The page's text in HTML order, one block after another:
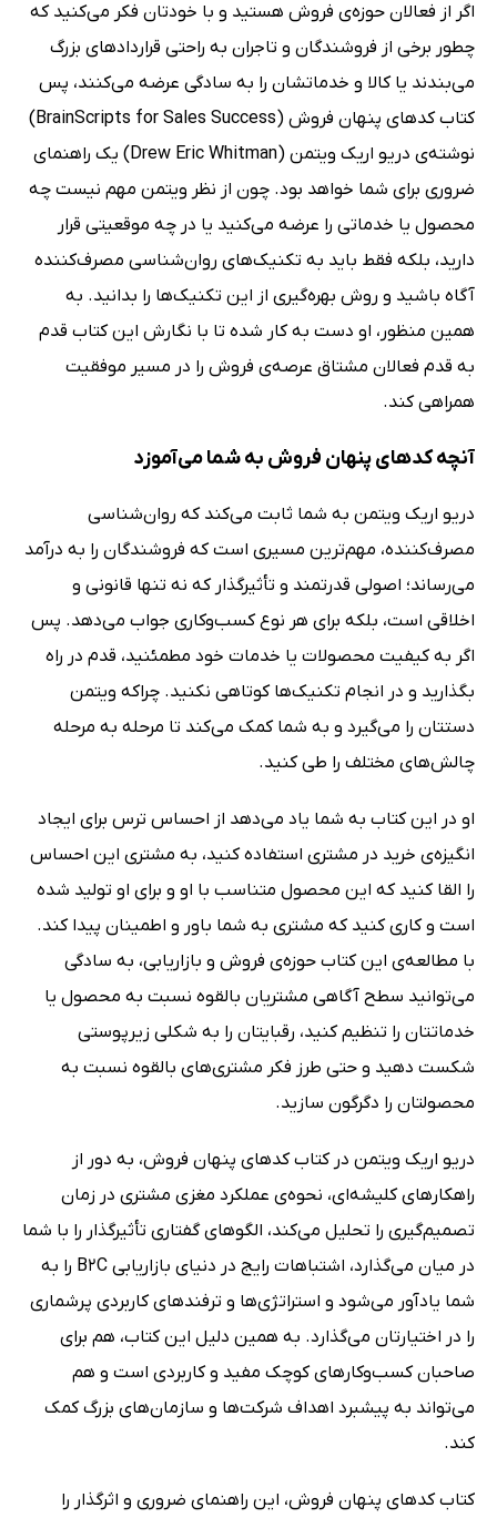
اگر از فعالان حوزه‌ی فروش هستید و با خودتان فکر می‌کنید که
چطور برخی از فروشندگان و تاجران به راحتی قراردادهای بزرگ
می‌بندند یا کالا و خدماتشان را به سادگی عرضه می‌کنند، پس
کتاب کدهای پنهان فروش (BrainScripts for Sales Success)
نوشته‌ی دریو اریک ویتمن (Drew Eric Whitman) یک راهنمای
ضروری برای شما خواهد بود. چون از نظر ویتمن مهم نیست چه
محصول یا خدماتی را عرضه می‌کنید یا در چه موقعیتی قرار
دارید، بلکه فقط باید به تکنیک‌های روان‌شناسی مصرف‌کننده
آگاه باشید و روش بهره‌گیری از این تکنیک‌ها را بدانید. به
همین منظور، او دست به کار شده تا با نگارش این کتاب قدم
به قدم فعالان مشتاق عرصه‌ی فروش را در مسیر موفقیت
همراهی کند.
آنچه کدهای پنهان فروش به شما می‌آموزد
دریو اریک ویتمن به شما ثابت می‌کند که روان‌شناسی
مصرف‌کننده، مهم‌ترین مسیری است که فروشندگان را به درآمد
می‌رساند؛ اصولی قدرتمند و تأثیرگذار که نه تنها قانونی و
اخلاقی است، بلکه برای هر نوع کسب‌وکاری جواب می‌دهد. پس
اگر به کیفیت محصولات یا خدمات خود مطمئنید، قدم در راه
بگذارید و در انجام تکنیک‌ها کوتاهی نکنید. چراکه ویتمن
دستتان را می‌گیرد و به شما کمک می‌کند تا مرحله به مرحله
چالش‌های مختلف را طی کنید.
او در این کتاب به شما یاد می‌دهد از احساس ترس برای ایجاد
انگیزه‌ی خرید در مشتری استفاده کنید، به مشتری این احساس
را القا کنید که این محصول متناسب با او و برای او تولید شده
است و کاری کنید که مشتری به شما باور و اطمینان پیدا کند.
با مطالعه‌ی این کتاب حوزه‌ی فروش و بازاریابی، به سادگی
می‌توانید سطح آگاهی مشتریان بالقوه نسبت به محصول یا
خدماتتان را تنظیم کنید، رقبایتان را به شکلی زیرپوستی
شکست دهید و حتی طرز فکر مشتری‌های بالقوه نسبت به
محصولتان را دگرگون سازید.
دریو اریک ویتمن در کتاب کدهای پنهان فروش، به دور از
راهکارهای کلیشه‌ای، نحوه‌ی عملکرد مغزی مشتری در زمان
تصمیم‌گیری را تحلیل می‌کند، الگوهای گفتاری تأثیرگذار را با شما
در میان می‌گذارد، اشتباهات رایج در دنیای بازاریابی B2C را به
شما یادآور می‌شود و استراتژی‌ها و ترفندهای کاربردی پرشماری
را در اختیارتان می‌گذارد. به همین دلیل این کتاب، هم برای
صاحبان کسب‌وکارهای کوچک مفید و کاربردی است و هم
می‌تواند به پیشبرد اهداف شرکت‌ها و سازمان‌های بزرگ کمک
کند.
کتاب کدهای پنهان فروش، این راهنمای ضروری و اثرگذار را